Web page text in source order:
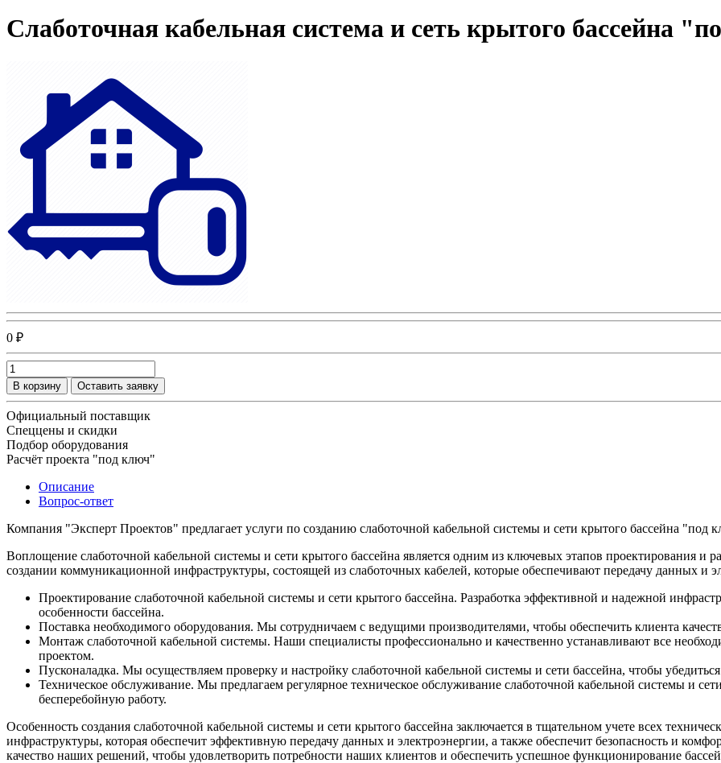
Слаботочная кабельная система и сеть крытого бассейна
0 ₽
В корзину Оставить заявку
Официальный поставщик
Спеццены и скидки
Подбор оборудования
Расчёт проекта "под ключ"
Описание
Вопрос-ответ
Компания "Эксперт Проектов" предлагает услуги по созданию слаботочной кабельной системы и сети крытого бассейна "под
Воплощение слаботочной кабельной системы и сети крытого бассейна является одним из ключевых этапов проектирования и
создании коммуникационной инфраструктуры, состоящей из слаботочных кабелей, которые обеспечивают передачу данных и
Проектирование слаботочной кабельной системы и сети крытого бассейна. Разработка эффективной и надежной
особенности бассейна.
Поставка необходимого оборудования. Мы сотрудничаем с ведущими производителями, чтобы обеспечить клиента
Монтаж слаботочной кабельной системы. Наши специалисты профессионально и качественно устанавливают все
проектом.
Пусконаладка. Мы осуществляем проверку и настройку слаботочной кабельной системы и сети бассейна, чтобы
Техническое обслуживание. Мы предлагаем регулярное техническое обслуживание слаботочной кабельной системы и
бесперебойную работу.
Особенность создания слаботочной кабельной системы и сети крытого бассейна заключается в тщательном учете всех
инфраструктуры, которая обеспечит эффективную передачу данных и электроэнергии, а также обеспечит безопасность и
качество наших решений, чтобы удовлетворить потребности наших клиентов и обеспечить успешное функционирование